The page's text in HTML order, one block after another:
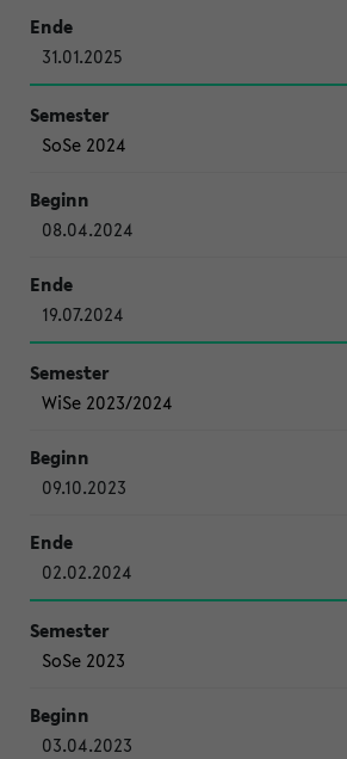
31.01.2025
SoSe 2024
08.04.2024
19.07.2024
WiSe 2023/2024
09.10.2023
02.02.2024
SoSe 2023
03.04.2023